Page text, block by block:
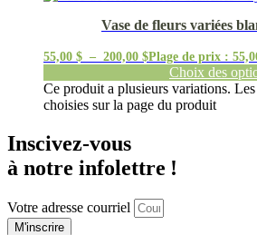
Vase de fleurs variées
55,00 $ – 200,00 $Plage de prix :
Choix des
Ce produit a plusieurs variations.
choisies sur la page du produit
Inscivez-vous
à notre infolettre !
Votre adresse courriel
M'inscrire